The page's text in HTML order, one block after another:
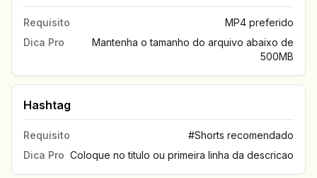
Requisito
MP4 preferido
Dica Pro
Mantenha o tamanho do arquivo abaixo de
500MB
Hashtag
Requisito
#Shorts recomendado
Dica Pro Coloque no titulo ou primeira linha da descricao